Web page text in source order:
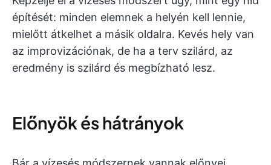
építését: minden elemnek a helyén kell lennie,
mielőtt átkelhet a másik oldalra. Kevés hely van
az improvizációnak, de ha a terv szilárd, az
eredmény is szilárd és megbízható lesz.
Előnyök és hátrányok